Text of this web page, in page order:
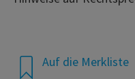
Auf die Merkliste